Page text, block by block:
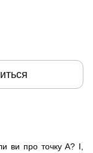
ви про точку А? І,